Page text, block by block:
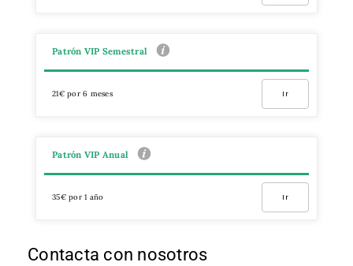
Patrón VIP Semestral
21€ por 6 meses Ir
Patrón VIP Anual
35€ por 1 año Ir
Contacta con nosotros